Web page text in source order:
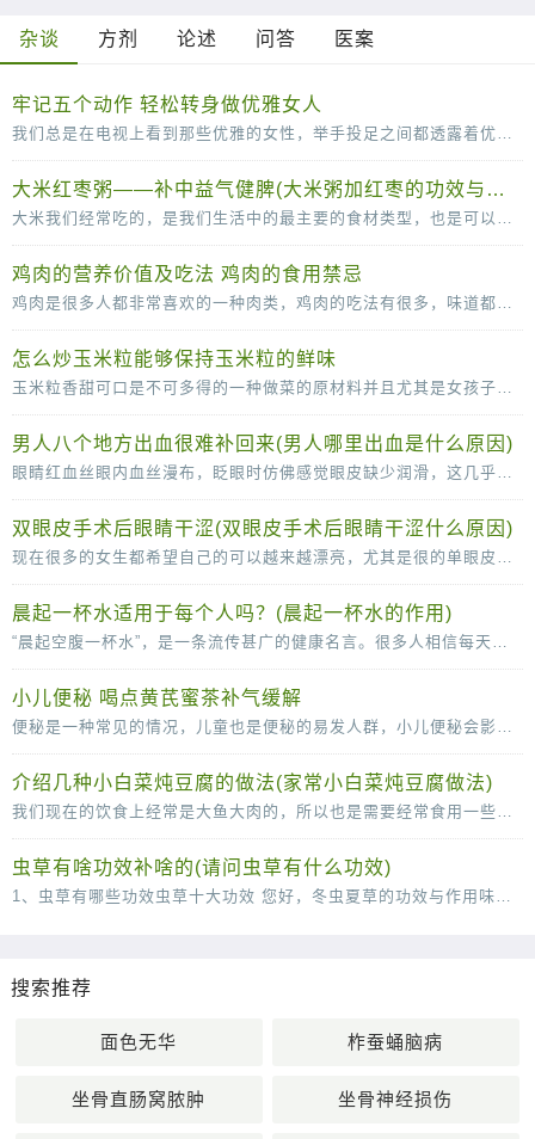
杂谈 方剂 论述 问答 医案
牢记五个动作 轻松转身做优雅女人
我们总是在电视上看到那些优雅的女性，举手投足之间都透露着优雅。其实，漂亮的女人不单单是脸蛋长得漂亮，拥有一个完美的身材，更要有气质，而气质并不是一天两天就可以培养出来的，需
大米红枣粥——补中益气健脾(大米粥加红枣的功效与作用)
大米我们经常吃的，是我们生活中的最主要的食材类型，也是可以补充丰富的碳水化合物的重要的来源。大米和红枣搭配煮粥的话可以有滋补气血的作用，红枣可以补血，而且还可以补铁的哦
鸡肉的营养价值及吃法 鸡肉的食用禁忌
鸡肉是很多人都非常喜欢的一种肉类，鸡肉的吃法有很多，味道都很可口，鸡肉的脂肪含量比较低，常吃也没那么容易长胖，营养价值很高。鸡肉的营养价值及吃法多吃鸡肉，有助于抗冻防病，而且
怎么炒玉米粒能够保持玉米粒的鲜味
玉米粒香甜可口是不可多得的一种做菜的原材料并且尤其是女孩子是很喜欢吃玉米粒的因为玉米粒味道香甜，但是当我们自己尝试着去做玉米粒的时候就会发现其实很多时候我们做的玉
男人八个地方出血很难补回来(男人哪里出血是什么原因)
眼睛红血丝眼内血丝漫布，眨眼时仿佛感觉眼皮缺少润滑，这几乎可以确定眼睛已经感染了。这时应停止视物，敷上一条冷毛巾，稍事缓解，同时涂一些消炎眼膏。切记不能揉眼睛，因为手是脏的
双眼皮手术后眼睛干涩(双眼皮手术后眼睛干涩什么原因)
现在很多的女生都希望自己的可以越来越漂亮，尤其是很的单眼皮女生更是喜欢双眼皮，所以很多人都会选择通过做双眼皮手术的方法变成双眼皮。很多女生在做了双眼皮手术之后，会感觉
晨起一杯水适用于每个人吗？(晨起一杯水的作用)
“晨起空腹一杯水”，是一条流传甚广的健康名言。很多人相信每天的这杯水，可以清肠胃、排毒养颜、稀释血液，甚至还可以减少疾病的发生。那么，晨起一杯水适用于每个人吗？不是的。从
小儿便秘 喝点黄芪蜜茶补气缓解
便秘是一种常见的情况，儿童也是便秘的易发人群，小儿便秘会影响到身心的健康发育，所以小儿出现便秘的时候一定要及时的调理。下面中医就为父母们介绍几款辅助治疗便秘的食疗方，快
介绍几种小白菜炖豆腐的做法(家常小白菜炖豆腐做法)
我们现在的饮食上经常是大鱼大肉的，所以也是需要经常食用一些小清新的菜肴来很好的改善我们的肠胃的，说到这里，口味清淡的小白菜炖豆腐就是我们不得不说的一道菜了，这道菜虽然说
虫草有啥功效补啥的(请问虫草有什么功效)
1、虫草有哪些功效虫草十大功效 您好，冬虫夏草的功效与作用味甘，性平。能补肾壮阳，补肺平喘，止血化痰。用于肾虚阳痿，遗精，头昏耳鸣；肺虚或肺肾两虚，喘咳短气，或咳血；体虚自汗，畏风。1
搜索推荐
面色无华 柞蚕蛹脑病
坐骨直肠窝脓肿 坐骨神经损伤